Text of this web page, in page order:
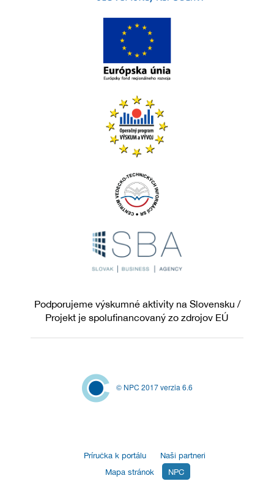
Podporujeme výskumné aktivity na Slovensku /
Projekt je spolufinancovaný zo zdrojov EÚ
© NPC 2017 verzia 6.6
Príručka k portálu
Naši partneri
Mapa stránok
NPC